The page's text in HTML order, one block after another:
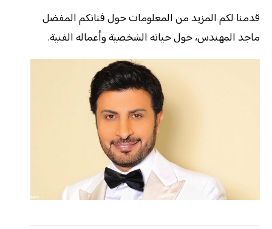
قدمنا لكم المزيد من المعلومات حول فنانكم المفضل
ماجد المهندس، حول حياته الشخصية وأعماله الفنية.